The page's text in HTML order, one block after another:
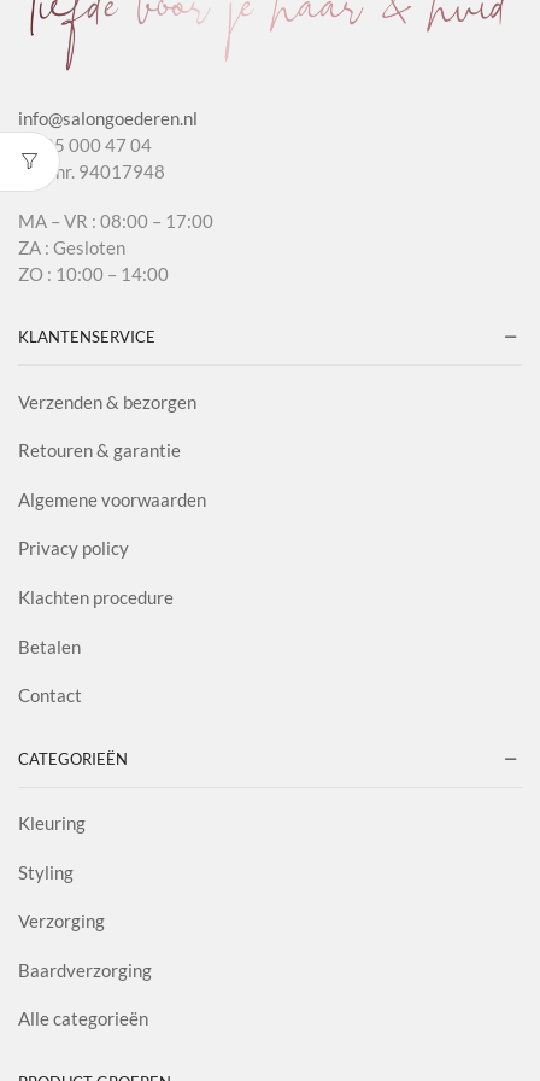
info@salongoederen.nl
T 085 000 47 04
KvK nr. 94017948
MA – VR : 08:00 – 17:00
ZA : Gesloten
ZO : 10:00 – 14:00
KLANTENSERVICE
Verzenden & bezorgen
Retouren & garantie
Algemene voorwaarden
Privacy policy
Klachten procedure
Betalen
Contact
CATEGORIEËN
Kleuring
Styling
Verzorging
Baardverzorging
Alle categorieën